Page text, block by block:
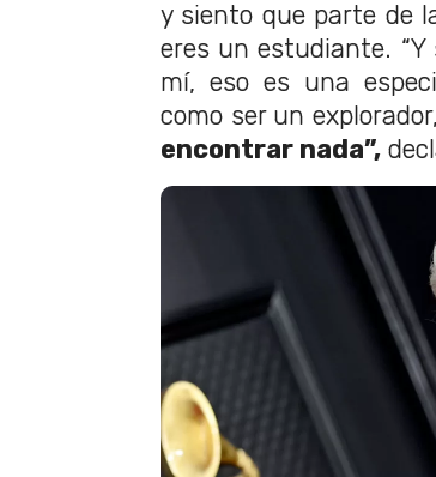
y siento que parte de
eres un estudiante.
mí, eso es una
como ser un explorador,
encontrar nada”,